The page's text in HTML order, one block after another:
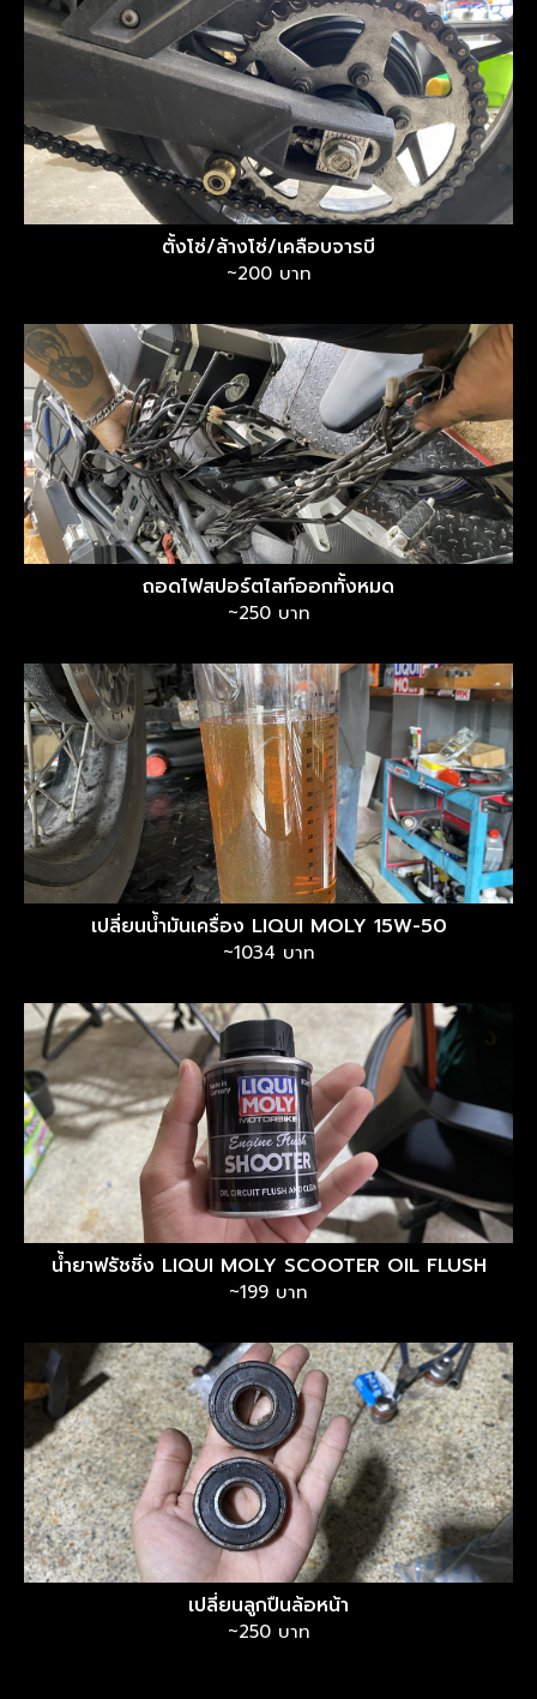
ตั้งโซ่/ล้างโซ่/เคลือบจารบี
~200 บาท
ถอดไฟสปอร์ตไลท์ออกทั้งหมด
~250 บาท
เปลี่ยนน้ำมันเครื่อง LIQUI MOLY 15W-50
~1034 บาท
น้ำยาฟรัชชิ่ง LIQUI MOLY SCOOTER OIL FLUSH
~199 บาท
เปลี่ยนลูกปืนล้อหน้า
~250 บาท